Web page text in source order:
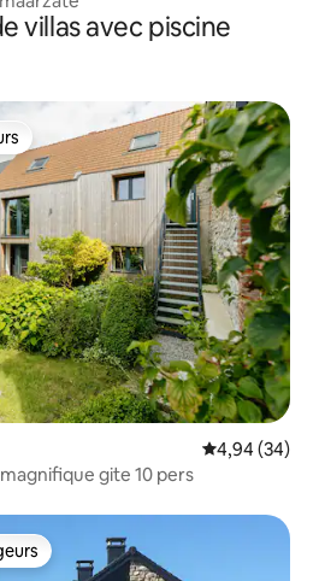
villas avec piscine
Évaluation
4,94 (34)
gite 10 pers
les plus appréciés